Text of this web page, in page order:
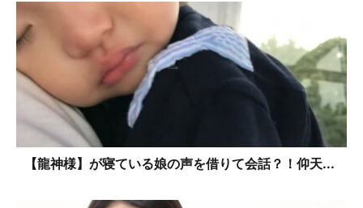
【龍神様】が寝ている娘の声を借りて会話？！仰天...